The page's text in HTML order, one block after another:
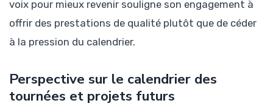
voix pour mieux revenir souligne son engagement à
offrir des prestations de qualité plutôt que de céder
à la pression du calendrier.
Perspective sur le calendrier des
tournées et projets futurs